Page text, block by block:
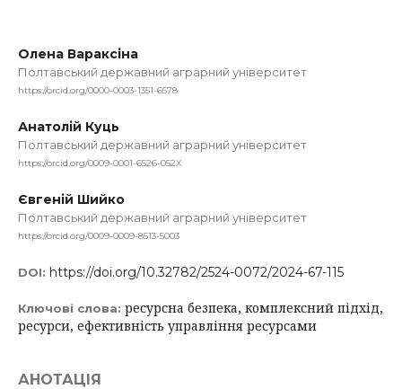
Олена Вараксіна
Полтавський державний аграрний університет
https://orcid.org/0000-0003-1351-6578
Анатолій Куць
Полтавський державний аграрний університет
https://orcid.org/0009-0001-6526-052X
Євгеній Шийко
Полтавський державний аграрний університет
https://orcid.org/0009-0009-8513-5003
DOI: https://doi.org/10.32782/2524-0072/2024-67-115
Ключові слова: ресурсна безпека, комплексний підхід,
ресурси, ефективність управління ресурсами
АНОТАЦІЯ